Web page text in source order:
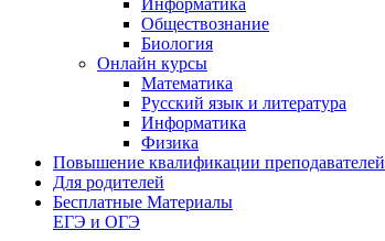
Информатика
Обществознание
Биология
Онлайн курсы
Математика
Русский язык и литература
Информатика
Физика
Повышение квалификации преподавателей
Для родителей
Бесплатные Материалы
ЕГЭ и ОГЭ